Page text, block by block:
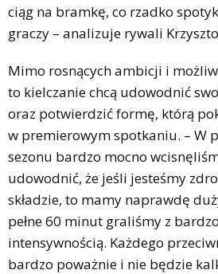
ciąg na bramkę, co rzadko
graczy – analizuje rywali
Mimo rosnących ambicji i
to kielczanie chcą udowodnić
oraz potwierdzić formę, którą
w premierowym spotkaniu. – W
sezonu bardzo mocno
udowodnić, że jeśli jesteśmy
składzie, to mamy naprawdę
pełne 60 minut graliśmy z
intensywnością. Każdego
bardzo poważnie i nie będzie